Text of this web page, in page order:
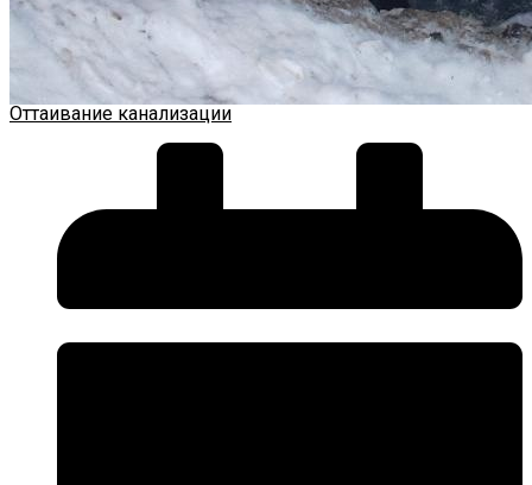
Оттаивание канализации